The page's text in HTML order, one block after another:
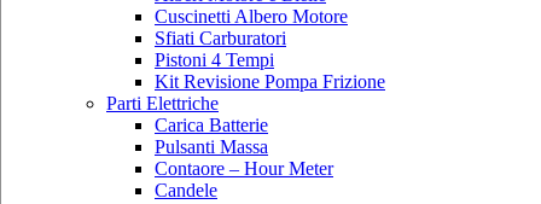
Cuscinetti Albero Motore
Sfiati Carburatori
Pistoni 4 Tempi
Kit Revisione Pompa Frizione
Parti Elettriche
Carica Batterie
Pulsanti Massa
Contaore – Hour Meter
Candele